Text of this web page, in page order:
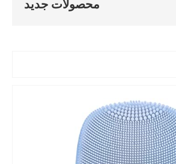
محصولات جدید